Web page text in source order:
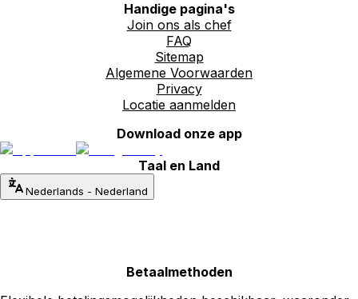
Handige pagina's
Join ons als chef
FAQ
Sitemap
Algemene Voorwaarden
Privacy
Locatie aanmelden
Download onze app
Taal en Land
Nederlands - Nederland
Betaalmethoden